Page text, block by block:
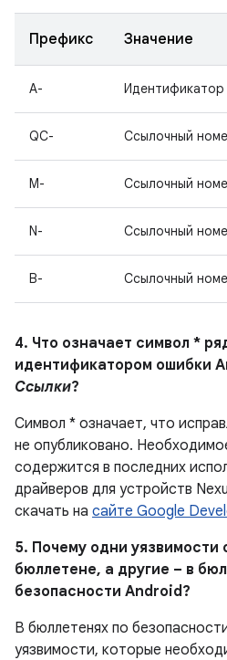
Префикс Значение
A-
QC- Ссылочный
M- Ссылочный
N- Ссылочный
B- Ссылочный
4. Что означает символ *
идентификатором ошибки
Ссылки?
Символ * означает, что
не опубликовано.
содержится в последних
драйверов для устройств
скачать на сайте Google
5. Почему одни уязвимости
бюллетене, а другие – в
безопасности Android?
В бюллетенях по
уязвимости, которые